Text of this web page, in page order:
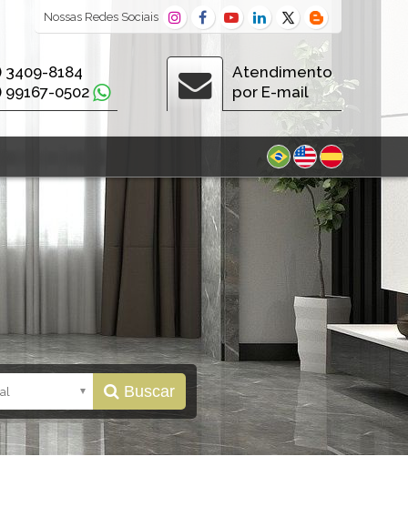
3409-8184
99167-0502
Atendimento
por E-mail
Nossas Redes Sociais
Buscar